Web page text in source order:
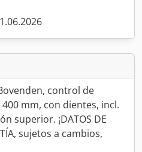
control de
mm, con dientes, incl.
superior. ¡DATOS DE
sujetos a cambios,